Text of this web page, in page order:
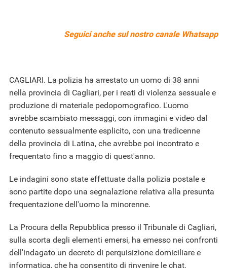
Seguici anche sul nostro canale Whatsapp
CAGLIARI. La polizia ha arrestato un uomo di 38 anni
nella provincia di Cagliari, per i reati di violenza sessuale e
produzione di materiale pedopornografico. L'uomo
avrebbe scambiato messaggi, con immagini e video dal
contenuto sessualmente esplicito, con una tredicenne
della provincia di Latina, che avrebbe poi incontrato e
frequentato fino a maggio di quest'anno.
Le indagini sono state effettuate dalla polizia postale e
sono partite dopo una segnalazione relativa alla presunta
frequentazione dell'uomo la minorenne.
La Procura della Repubblica presso il Tribunale di Cagliari,
sulla scorta degli elementi emersi, ha emesso nei confronti
dell'indagato un decreto di perquisizione domiciliare e
informatica, che ha consentito di rinvenire le chat.